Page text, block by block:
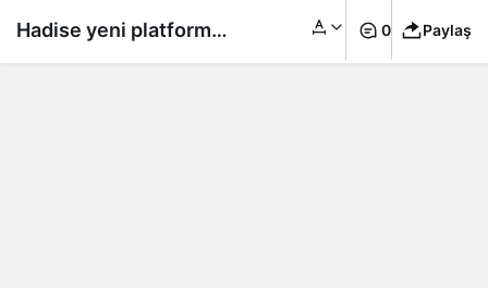
Hadise yeni platform 0 Paylaş